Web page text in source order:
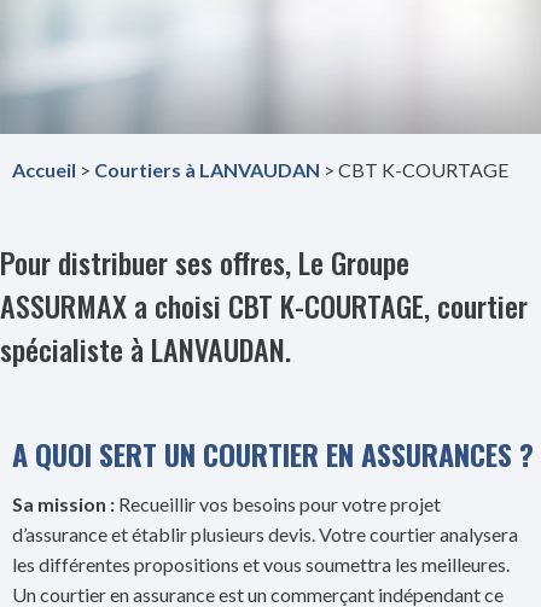
Accueil > Courtiers à LANVAUDAN > CBT K-COURTAGE
Pour distribuer ses offres, Le Groupe
ASSURMAX a choisi CBT K-COURTAGE, courtier
spécialiste à LANVAUDAN.
A QUOI SERT UN COURTIER EN ASSURANCES ?
Sa mission : Recueillir vos besoins pour votre projet
d’assurance et établir plusieurs devis. Votre courtier analysera
les différentes propositions et vous soumettra les meilleures.
Un courtier en assurance est un commerçant indépendant ce